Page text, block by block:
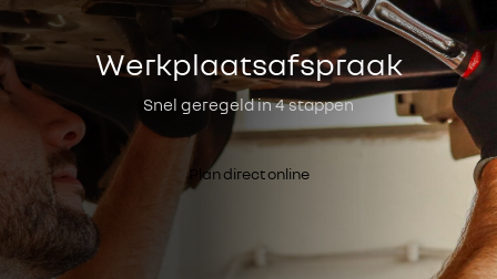
Werkplaatsafspraak
Snel geregeld in 4 stappen
Plan direct online